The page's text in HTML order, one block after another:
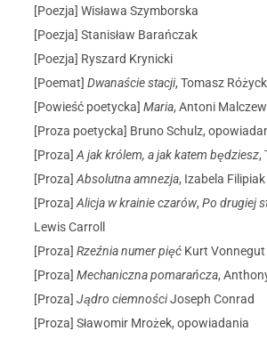
[Poezja] Wisława Szymborska
[Poezja] Stanisław Barańczak
[Poezja] Ryszard Krynicki
[Poemat] Dwanaście stacji, Tomasz
[Powieść poetycka] Maria, Antoni
[Proza poetycka] Bruno Schulz,
[Proza] A jak królem, a jak katem będziesz,
[Proza] Absolutna amnezja, Izabela Filipiak
[Proza] Alicja w krainie czarów, Po drugiej
Lewis Carroll
[Proza] Rzeźnia numer pięć Kurt Vonnegut
[Proza] Mechaniczna pomarańcza,
[Proza] Jądro ciemnościJoseph Conrad
[Proza] Sławomir Mrożek, opowiadania